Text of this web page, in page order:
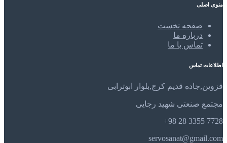
منوی اصلی
صفحه نخست
درباره ما
تماس با ما
اطلاعات تماس
قزوین,جاده قدیم کرج,بلوار ابوترابی
مجتمع صنعتی شهید رجایی
7728 3355 28 98+
servosanat@gmail.com